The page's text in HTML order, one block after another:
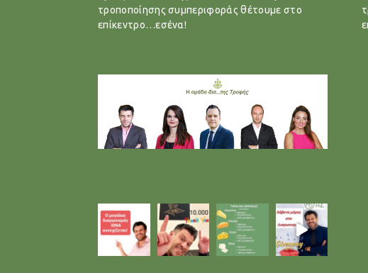
τροποποίησης συμπεριφοράς θέτουμε στο
επίκεντρο…εσένα!